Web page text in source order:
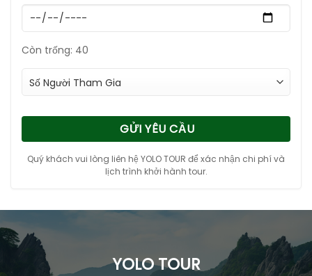
Còn trống: 40
GỬI YÊU CẦU
Quý khách vui lòng liên hệ YOLO TOUR để xác nhận chi phí và
lịch trình khởi hành tour.
YOLO TOUR